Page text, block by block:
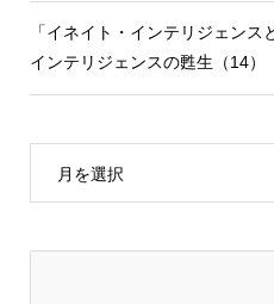
「イネイト・インテリジェンス
インテリジェンスの甦生（14）
月を選択